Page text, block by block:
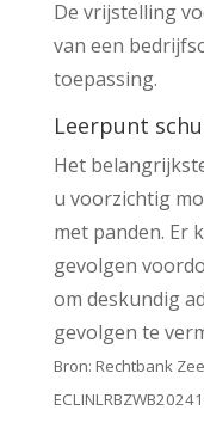
De vrijstelling
van een
toepassing.
Leerpunt
Het
u voorzichtig
met panden. Er
gevolgen
om deskundig
gevolgen te
Bron: Rechtbank